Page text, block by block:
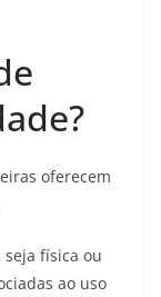
oferecem
física ou
ao uso